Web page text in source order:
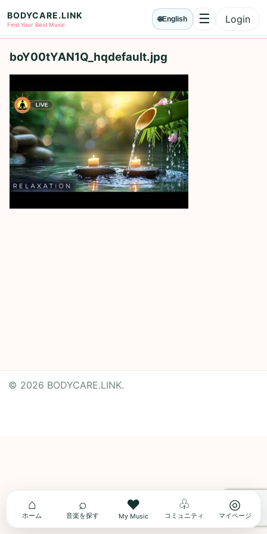
BODYCARE.LINK
Find Your Best Music
🌐English ☰MenuLogin
boY00tYAN1Q_hqdefault.jpg
⌂
ホーム
⌕
音楽を探す
♥
My Music
♧
コミュニティ
◎
マイページ
© 2026 BODYCARE.LINK.